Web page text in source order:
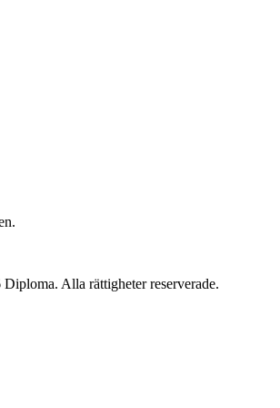
Diploma. Alla rättigheter reserverade.